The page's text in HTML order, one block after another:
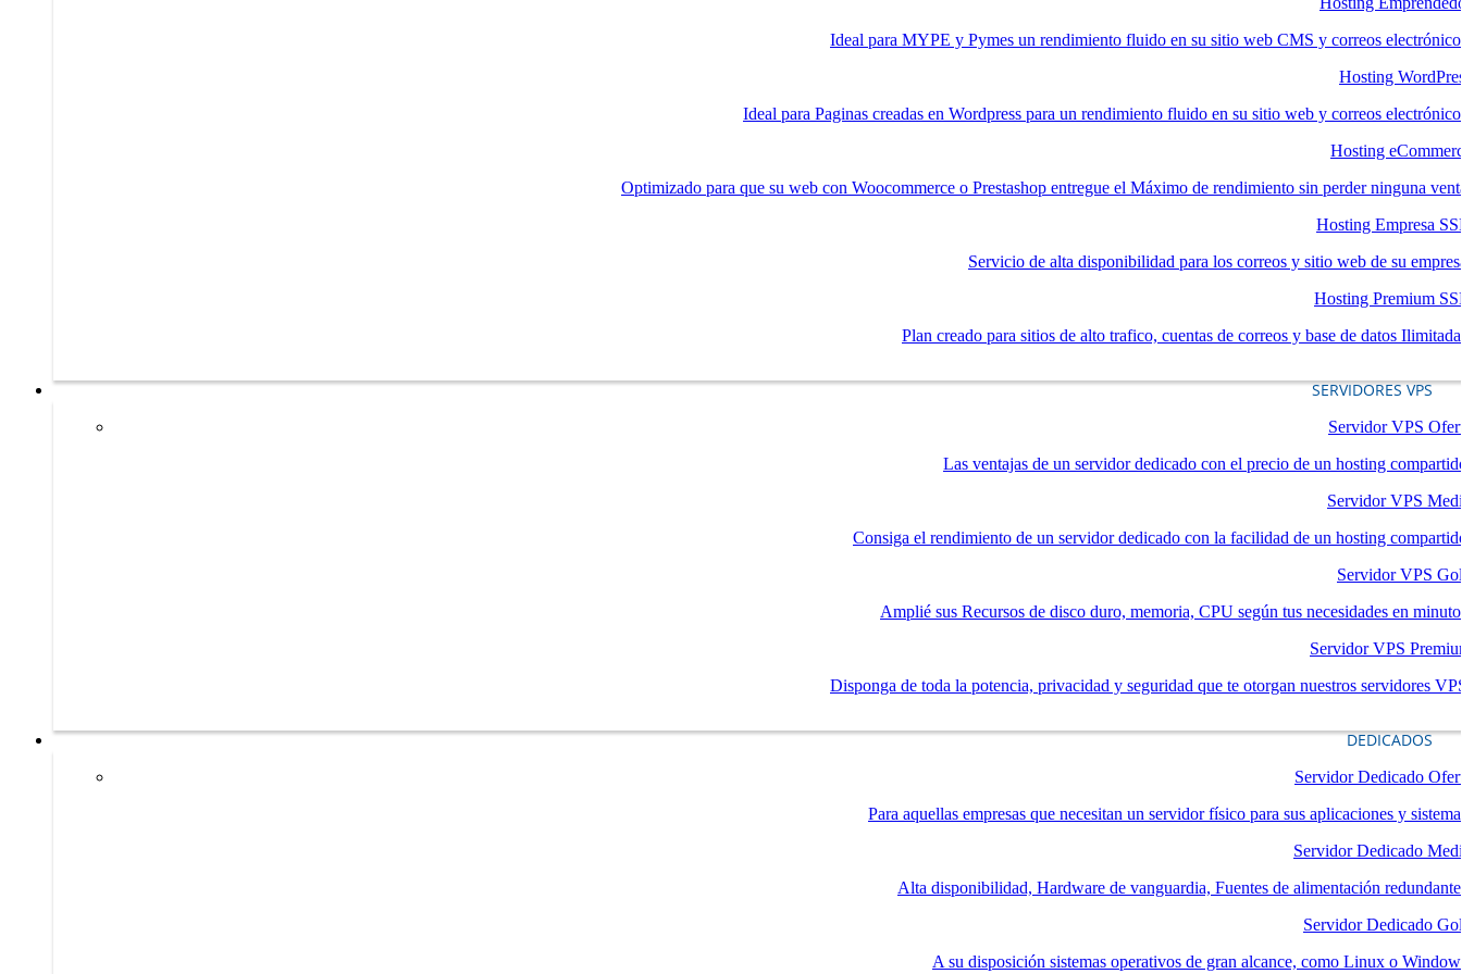
Ideal para MYPE y Pymes un rendimiento fluido en su sitio web CMS y correos
Hosting
Ideal para Paginas creadas en Wordpress para un rendimiento fluido en su sitio web y correos
Hosting
Optimizado para que su web con Woocommerce o Prestashop entregue el Máximo de rendimiento sin perder ninguna
Hosting Empresa
Servicio de alta disponibilidad para los correos y sitio web de su
Hosting Premium
Plan creado para sitios de alto trafico, cuentas de correos y base de datos
SERVIDORES VPS
Servidor VPS
Las ventajas de un servidor dedicado con el precio de un hosting
Servidor VPS
Consiga el rendimiento de un servidor dedicado con la facilidad de un hosting
Servidor VPS
Amplié sus Recursos de disco duro, memoria, CPU según tus necesidades en
Servidor VPS
Disponga de toda la potencia, privacidad y seguridad que te otorgan nuestros servidores
DEDICADOS
Servidor Dedicado
Para aquellas empresas que necesitan un servidor físico para sus aplicaciones y
Servidor Dedicado
Alta disponibilidad, Hardware de vanguardia, Fuentes de alimentación
Servidor Dedicado
A su disposición sistemas operativos de gran alcance, como Linux o